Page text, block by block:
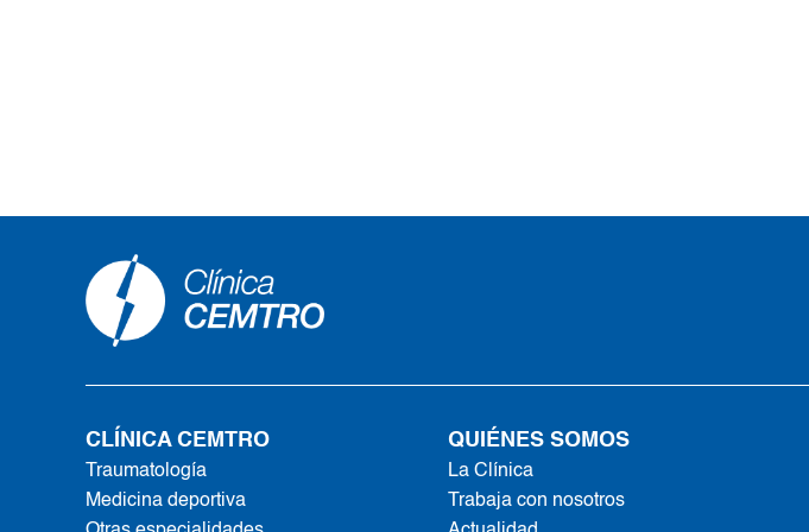
CLÍNICA CEMTRO
Traumatología
Medicina deportiva
QUIÉNES SOMOS
La Clínica
Trabaja con nosotros